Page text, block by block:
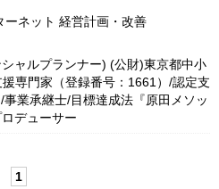
ネット 経営計画・改善
ャルプランナー) (公財)東京都中小
専門家（登録番号：1661）/認定支
業承継士/目標達成法『原田メソッ
デューサー
1